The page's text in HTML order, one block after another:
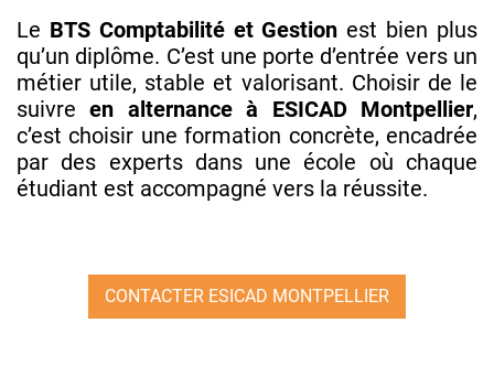
Le BTS Comptabilité et Gestion est bien plus
qu’un diplôme. C’est une porte d’entrée vers un
métier utile, stable et valorisant. Choisir de le
suivreen alternance à ESICAD Montpellier,
c’est choisir une formation concrète, encadrée
par des experts dans une école où chaque
étudiant est accompagné vers la réussite.
CONTACTER ESICAD MONTPELLIER